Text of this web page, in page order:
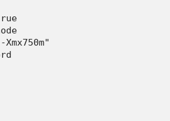
Xmx750m"